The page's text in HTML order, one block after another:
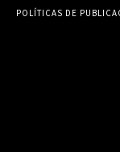
POLÍTICAS DE